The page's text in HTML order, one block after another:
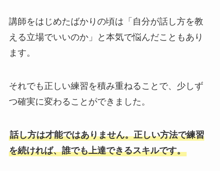
講師をはじめたばかりの頃は「自分が話し方を教
える立場でいいのか」と本気で悩んだこともあり
ます。
それでも正しい練習を積み重ねることで、少しず
つ確実に変わることができました。
話し方は才能ではありません。正しい方法で練習
を続ければ、誰でも上達できるスキルです。